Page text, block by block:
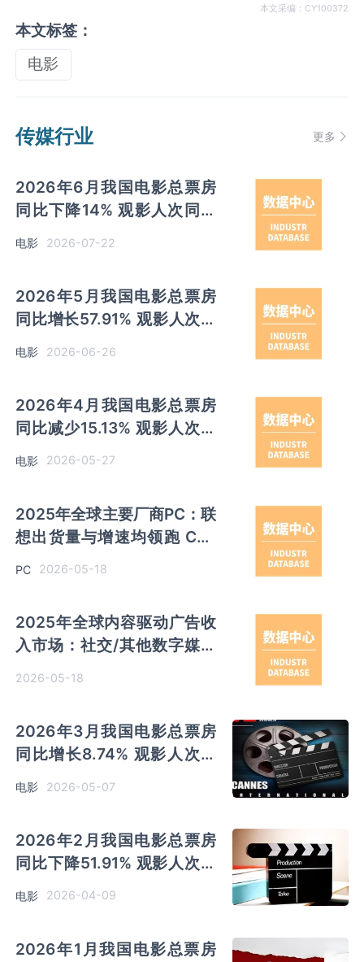
本文采编：CY100372
本文标签：
电影
传媒行业 更多
2026年6月我国电影总票房
同比下降14% 观影人次同比
下降7.8% 放映场次同比增长
2%
电影 2026-07-22
2026年5月我国电影总票房
同比增长57.91% 观影人次同
比增长80.73% 放映场次同比
增长25.55%
电影 2026-06-26
2026年4月我国电影总票房
同比减少15.13% 观影人次同
增长2.48%
电影 2026-05-27
2025年全球主要厂商PC：联
想出货量与增速均领跑 CR3
PC 2026-05-18
2025年全球内容驱动广告收
入市场：社交/其他数字媒体
2026-05-18
2026年3月我国电影总票房
同比增长8.74% 观影人次同
比增长10.21% 放映场次同比
增长14.01%
电影 2026-05-07
2026年2月我国电影总票房
同比下降51.91% 观影人次同
比下降50.18% 平均票价下降
12.71%
电影 2026-04-09
2026年1月我国电影总票房